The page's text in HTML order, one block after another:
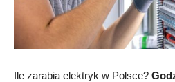
Ile zarabia elektryk w Polsce?